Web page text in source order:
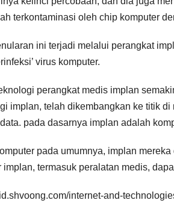
terkontaminasi oleh chip komputer
ini terjadi melalui perangkat
virus komputer.
perangkat medis implan
implan, telah dikembangkan ke titik
pada dasarnya implan adalah
pada umumnya, implan
termasuk peralatan medis,
internet-and-